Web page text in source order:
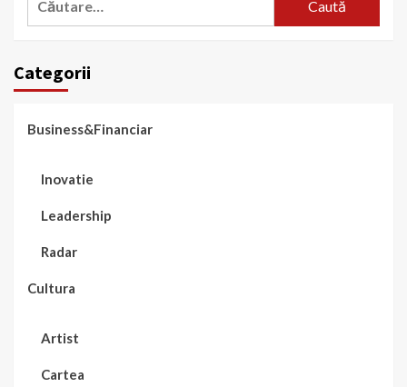
Categorii
Business&Financiar
Inovatie
Leadership
Radar
Cultura
Artist
Cartea